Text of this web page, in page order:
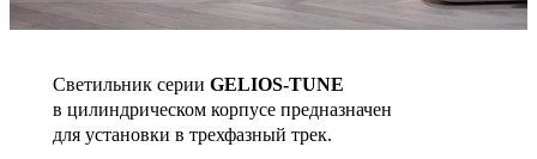
Светильник серии GELIOS-TUNE
в цилиндрическом корпусе предназначен
для установки в трехфазный трек.